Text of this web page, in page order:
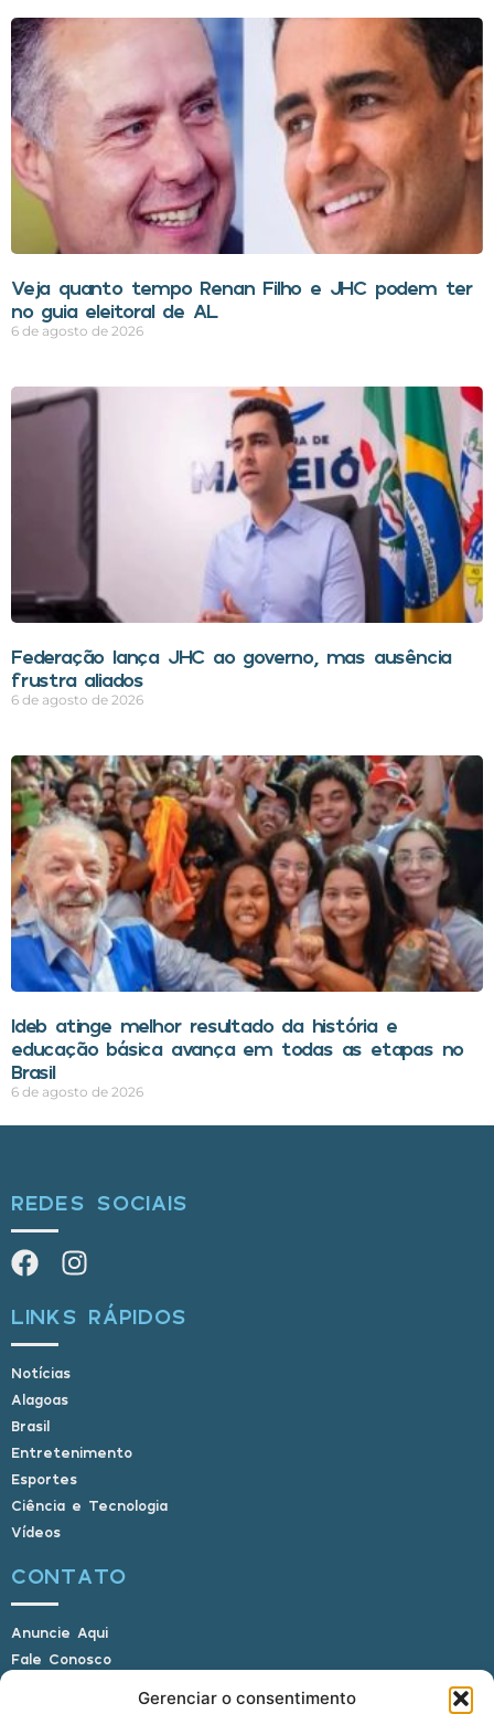
Gerenciar o consentimento
Veja quanto tempo Renan Filho e JHC podem ter
no guia eleitoral de AL
6 de agosto de 2026
Federação lança JHC ao governo, mas ausência
frustra aliados
6 de agosto de 2026
Ideb atinge melhor resultado da história e
educação básica avança em todas as etapas no
Brasil
6 de agosto de 2026
REDES SOCIAIS
LINKS RÁPIDOS
Notícias
Alagoas
Brasil
Entretenimento
Esportes
Ciência e Tecnologia
Vídeos
CONTATO
Anuncie Aqui
Fale Conosco